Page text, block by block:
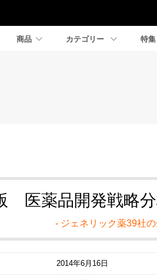
商品 カテゴリー 特集
医薬品開発戦略
- ジェネリック薬39社
2014年6月16日